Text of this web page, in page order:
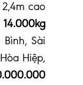
cao
14.000kg
Sài
Hiệp,